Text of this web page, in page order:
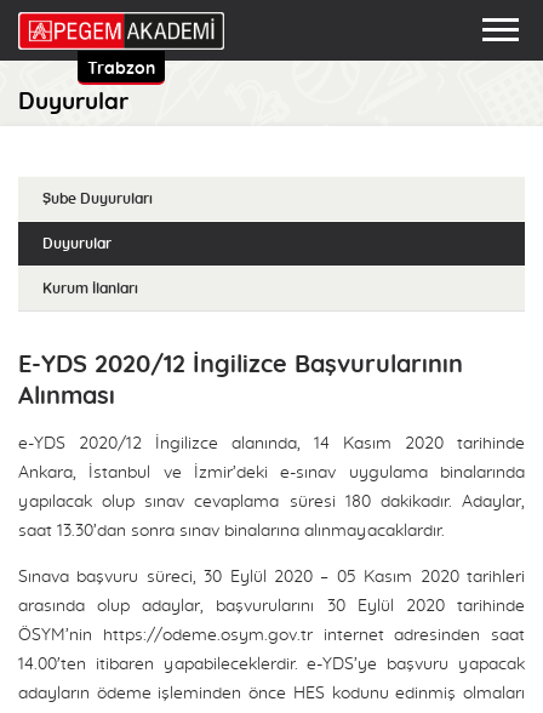
Trabzon
Duyurular
Şube Duyuruları
Duyurular
Kurum İlanları
E-YDS 2020/12 İngilizce Başvurularının
Alınması
e-YDS 2020/12 İngilizce alanında, 14 Kasım 2020 tarihinde
Ankara, İstanbul ve İzmir’deki e-sınav uygulama binalarında
yapılacak olup sınav cevaplama süresi 180 dakikadır. Adaylar,
saat 13.30’dan sonra sınav binalarına alınmayacaklardır.
Sınava başvuru süreci, 30 Eylül 2020 – 05 Kasım 2020 tarihleri
arasında olup adaylar, başvurularını 30 Eylül 2020 tarihinde
ÖSYM’nin https://odeme.osym.gov.tr internet adresinden saat
14.00'ten itibaren yapabileceklerdir. e-YDS’ye başvuru yapacak
adayların ödeme işleminden önce HES kodunu edinmiş olmaları